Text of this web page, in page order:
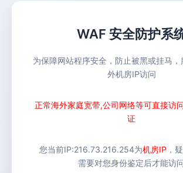
WAF 安全防护系
为保障网站程序安全，防止被黑或挂马
外机房IP访问
正常海外家庭宽带,公司网络等可直接访
证
您当前IP:216.73.216.254为机房IP ，
需要对您身份鉴定后才能访